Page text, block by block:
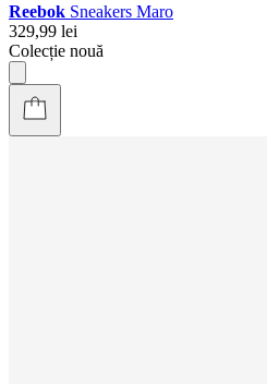
Reebok Sneakers Maro
329,99 lei
Colecție nouă